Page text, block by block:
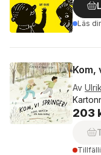
Läs
Kom,
Av
203